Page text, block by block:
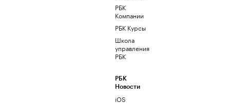
РБК
Компании
РБК Курсы
Школа
управления
РБК
РБК
Новости
iOS